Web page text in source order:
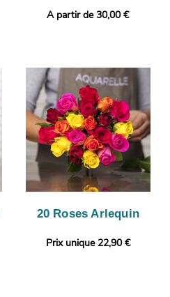
A partir de 30,00 €
20 Roses Arlequin
Prix unique 22,90 €